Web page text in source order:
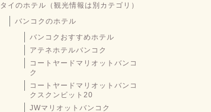
タイのホテル（観光情報は別カテゴリ）
バンコクのホテル
バンコクおすすめホテル
アテネホテルバンコク
コートヤードマリオットバンコ
ク
コートヤードマリオットバンコ
クスクンビット20
JWマリオットバンコク